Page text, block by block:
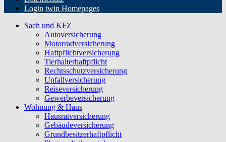
Login twin Homepages
Sach und KFZ
Autoversicherung
Motorradversicherung
Haftpflichtversicherung
Tierhalterhaftpflicht
Rechtsschutzversicherung
Unfallversicherung
Reiseversicherung
Gewerbeversicherung
Wohnung & Haus
Hausratversicherung
Gebäudeversicherung
Grundbesitzerhaftpflicht